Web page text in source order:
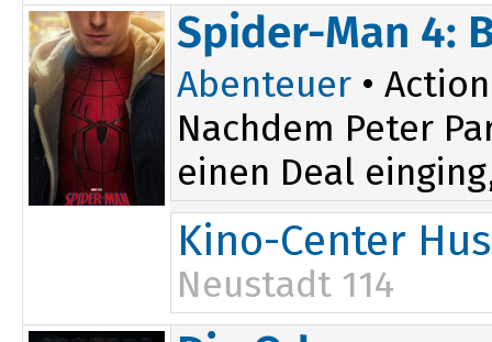
15:45
Spider-Man 4:
Abenteuer •
Nachdem Peter
einen Deal
Kino-Center
Neustadt 114
19:30